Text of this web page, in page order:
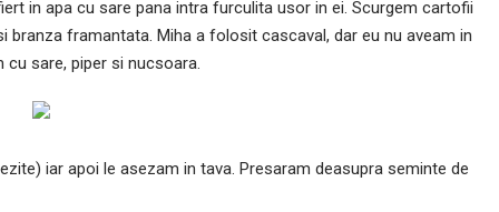
in apa cu sare pana intra furculita usor in ei. Scurgem cartofii
branza framantata. Miha a folosit cascaval, dar eu nu aveam in
sare, piper si nucsoara.
iar apoi le asezam in tava. Presaram deasupra seminte de